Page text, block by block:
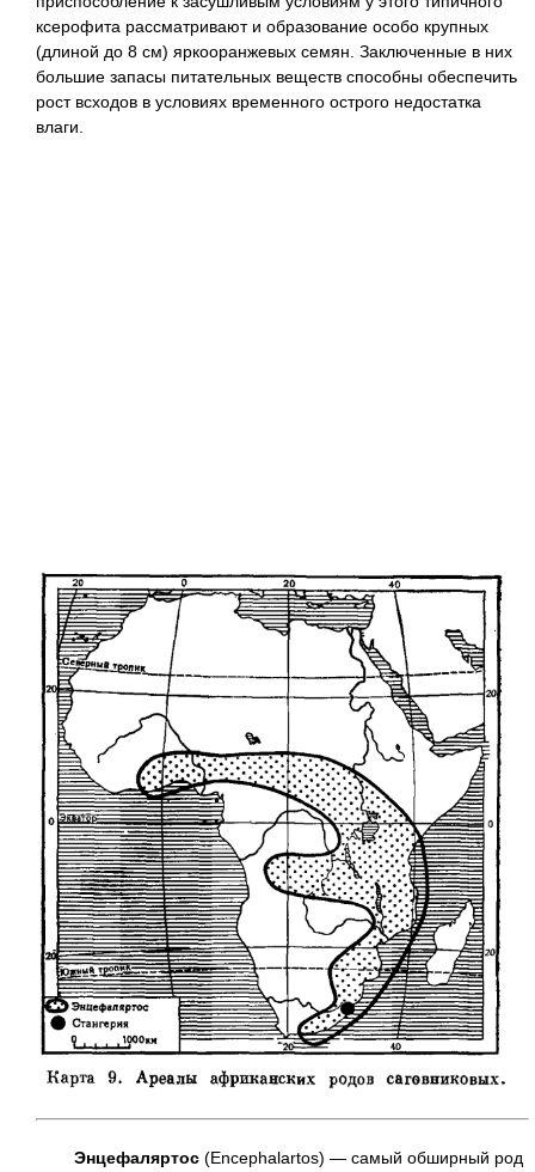
ксерофита рассматривают и образование особо крупных
(длиной до 8 см) яркооранжевых семян. Заключенные в них
большие запасы питательных веществ способны обеспечить
рост всходов в условиях временного острого недостатка
влаги.
Энцефаляртос (Encephalartos) — самый обширный род